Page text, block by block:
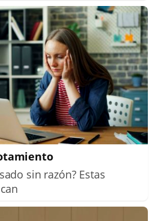
sin razón? Estas